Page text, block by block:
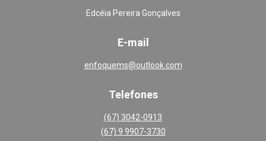
Edcéia Pereira Gonçalves
E-mail
enfoquems@outlook.com
Telefones
(67) 3042-0913
(67) 9 9907-3730